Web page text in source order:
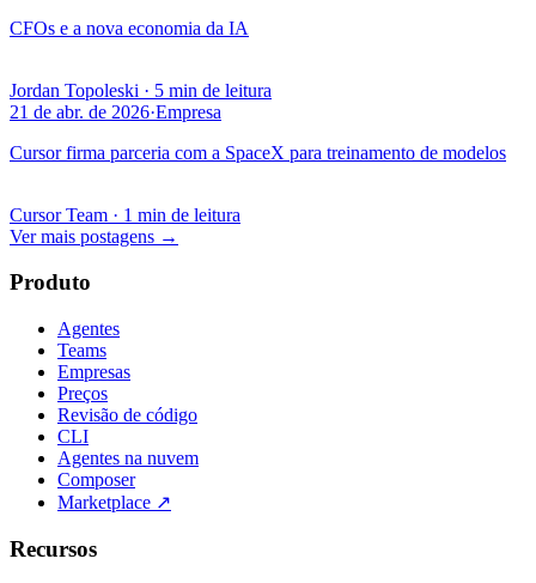
CFOs e a nova economia da IA
Jordan Topoleski · 5 min de leitura
21 de abr. de 2026·Empresa
Cursor firma parceria com a SpaceX para treinamento de modelos
Cursor Team · 1 min de leitura
Ver mais postagens →
Produto
Agentes
Teams
Empresas
Preços
Revisão de código
CLI
Agentes na nuvem
Composer
Marketplace ↗
Recursos